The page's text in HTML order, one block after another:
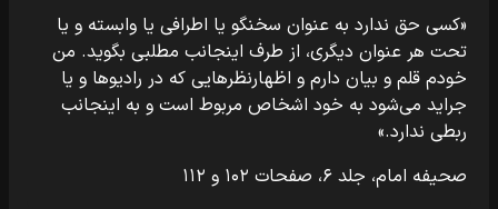
«کسی حق ندارد به عنوان سخنگو یا اطرافی یا وابسته و یا
تحت هر عنوان دیگری، از طرف اینجانب مطلبی بگوید. من
خودم قلم و بیان دارم و اظهارنظرهایی که در رادیوها و یا
جراید می‌شود به خود اشخاص مربوط است و به اینجانب
ربطی ندارد.»
صحیفه امام، جلد ۶، صفحات ۱۰۲ و ۱۱۲